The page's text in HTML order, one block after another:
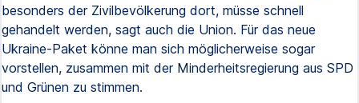
besonders der Zivilbevölkerung dort, müsse schnell
gehandelt werden, sagt auch die Union. Für das neue
Ukraine-Paket könne man sich möglicherweise sogar
vorstellen, zusammen mit der Minderheitsregierung aus SPD
und Grünen zu stimmen.